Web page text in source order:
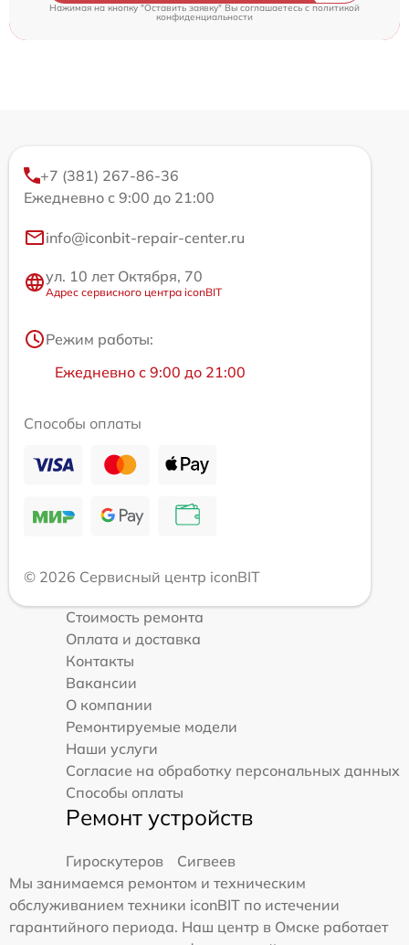
Нажимая на кнопку "Оставить заявку" Вы соглашаетесь cполитикой
конфиденциальности
+7 (381) 267-86-36
Ежедневно с 9:00 до 21:00
info@iconbit-repair-center.ru
ул. 10 лет Октября, 70
Адрес сервисного центра iconBIT
Режим работы:
Ежедневно с 9:00 до 21:00
Способы оплаты
© 2026 Сервисный центр iconBIT
Стоимость ремонта
Оплата и доставка
Контакты
Вакансии
О компании
Ремонтируемые модели
Наши услуги
Согласие на обработку персональных данных
Способы оплаты
Ремонт устройств
Гироскутеров
Сигвеев
Мы занимаемся ремонтом и техническим
обслуживанием техники iconBIT по истечении
гарантийного периода. Наш центр в Омске работает